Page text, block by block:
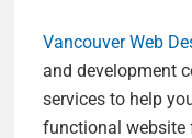
Vancouver Web
and development
services to help
functional website